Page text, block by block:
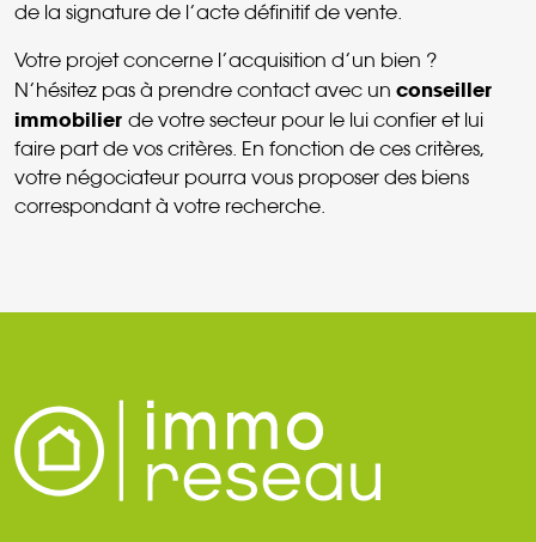
de la signature de l’acte définitif de vente.
Votre projet concerne l’acquisition d’un bien ?
N’hésitez pas à prendre contact avec un conseiller
immobilier de votre secteur pour le lui confier et lui
faire part de vos critères. En fonction de ces critères,
votre négociateur pourra vous proposer des biens
correspondant à votre recherche.